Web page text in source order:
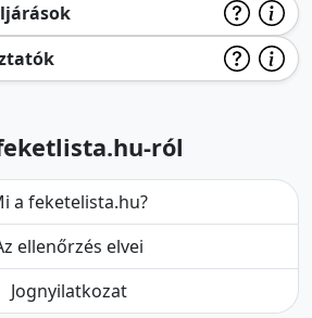
ról
a feketelista.hu?
ellenőrzés elvei
Jognyilatkozat